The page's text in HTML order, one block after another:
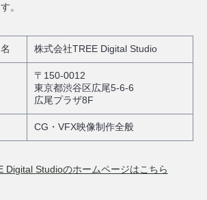
。
株式会社TREE Digital Studio
〒150-0012
東京都渋谷区広尾5-6-6
広尾プラザ8F
CG・VFX映像制作全般
Digital Studioのホームページはこちら